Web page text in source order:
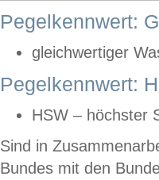
Pegelkennwert:
gleichwertiger
Pegelkennwert:
HSW – höchster
Sind in
Bundes mit den